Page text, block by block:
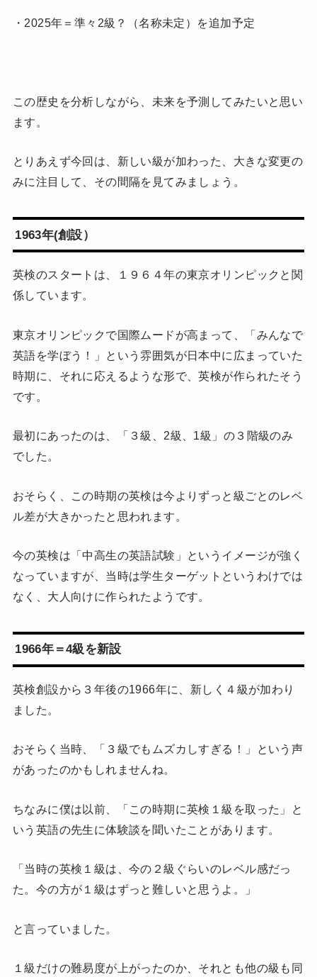
・2025年＝準々2級？（名称未定）を追加予定
この歴史を分析しながら、未来を予測してみたいと思い
ます。
とりあえず今回は、新しい級が加わった、大きな変更の
みに注目して、その間隔を見てみましょう。
1963年(創設）
英検のスタートは、１９６４年の東京オリンピックと関
係しています。
東京オリンピックで国際ムードが高まって、「みんなで
英語を学ぼう！」という雰囲気が日本中に広まっていた
時期に、それに応えるような形で、英検が作られたそう
です。
最初にあったのは、「３級、2級、1級」の３階級のみ
でした。
おそらく、この時期の英検は今よりずっと級ごとのレベ
ル差が大きかったと思われます。
今の英検は「中高生の英語試験」というイメージが強く
なっていますが、当時は学生ターゲットというわけでは
なく、大人向けに作られたようです。
1966年＝4級を新設
英検創設から３年後の1966年に、新しく４級が加わり
ました。
おそらく当時、「３級でもムズカしすぎる！」という声
があったのかもしれませんね。
ちなみに僕は以前、「この時期に英検１級を取った」と
いう英語の先生に体験談を聞いたことがあります。
「当時の英検１級は、今の２級ぐらいのレベル感だっ
た。今の方が１級はずっと難しいと思うよ。」
と言っていました。
１級だけの難易度が上がったのか、それとも他の級も同